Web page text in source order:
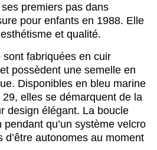
premiers pas dans
pour enfants en 1988. Elle
et qualité.
fabriquées en cuir
possèdent une semelle en
Disponibles en bleu marine
elles se démarquent de la
design élégant. La boucle
qu’un système velcro
d’être autonomes au moment